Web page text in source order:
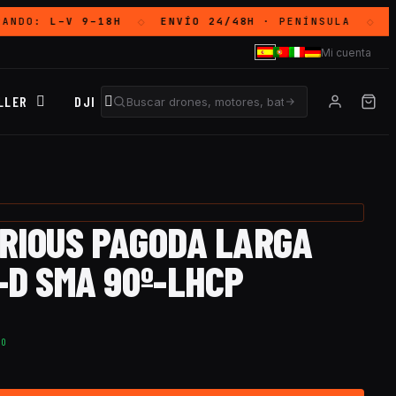
L–V 9–18H ENVÍO 24/48H· PENÍNSULA
Mi cuenta
DJI
PAGODA LARGA
SMA 90º-LHCP